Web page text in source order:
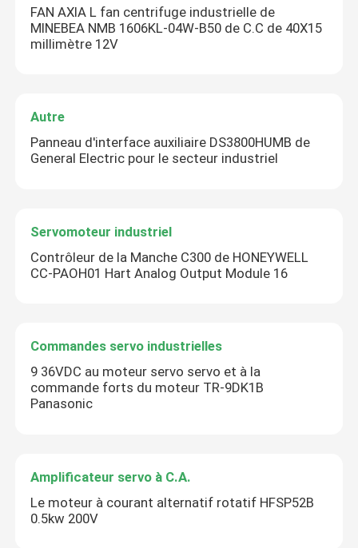
FAN AXIA L fan centrifuge industrielle de
MINEBEA NMB 1606KL-04W-B50 de C.C de 40X15
millimètre 12V
Autre
Panneau d'interface auxiliaire DS3800HUMB de
General Electric pour le secteur industriel
Servomoteur industriel
Contrôleur de la Manche C300 de HONEYWELL
CC-PAOH01 Hart Analog Output Module 16
Commandes servo industrielles
9 36VDC au moteur servo servo et à la
commande forts du moteur TR-9DK1B
Panasonic
Amplificateur servo à C.A.
Le moteur à courant alternatif rotatif HFSP52B
0.5kw 200V